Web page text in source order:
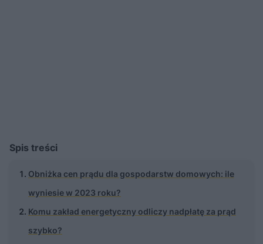
Spis treści
Obniżka cen prądu dla gospodarstw domowych: ile
wyniesie w 2023 roku?
Komu zakład energetyczny odliczy nadpłatę za prąd
szybko?